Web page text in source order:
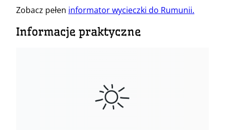
Zobacz pełen informator wycieczki do Rumunii.
Informacje praktyczne